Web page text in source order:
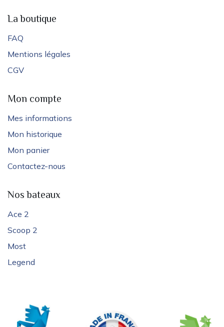
La boutique
FAQ
Mentions légales
CGV
Mon compte
Mes informations
Mon historique
Mon panier
Contactez-nous
Nos bateaux
Ace 2
Scoop 2
Most
Legend